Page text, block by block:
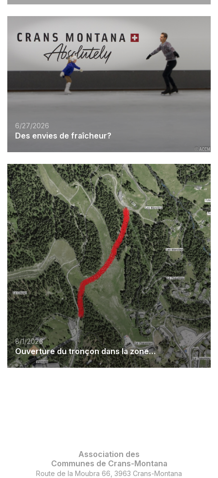
6/27/2026
Des envies de fraîcheur?
8/1/2026
Ouverture du tronçon dans la zone de Marolies
Association des
Communes de Crans-Montana
Route de la Moubra 66, 3963 Crans-Montana